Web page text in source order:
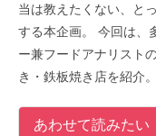
当は教えたくない、と
する本企画。 今回は、
ー兼フードアナリスト
き・鉄板焼き店を紹介。
あわせて読みたい